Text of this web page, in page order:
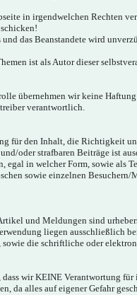
in irgendwelchen Rechten
das Beanstandete wird
ist als Autor dieser
übernehmen wir keine
verantwortlich.
für den Inhalt, die Richtigkeit
oder strafbaren Beiträge ist
egal in welcher Form, sowie als
sowie einzelnen
und Meldungen sind
liegen ausschließlich
die schriftliche oder
wir KEINE Verantwortung
da alles auf eigener Gefahr